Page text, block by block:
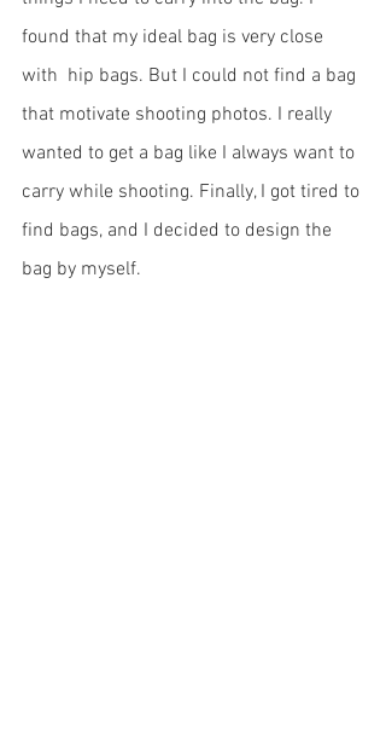
found that my ideal bag is very close
with  hip bags. But I could not find a bag
that motivate shooting photos. I really
wanted to get a bag like I always want to
carry while shooting. Finally, I got tired to
find bags, and I decided to design the
bag by myself.